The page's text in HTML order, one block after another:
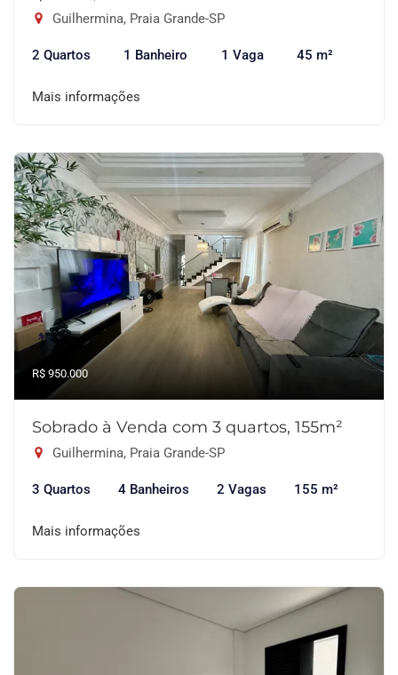
Guilhermina, Praia Grande-SP
2 Quartos 1 Banheiro 1 Vaga 45 m²
Mais informações
R$ 950.000
Sobrado à Venda com 3 quartos, 155m²
Guilhermina, Praia Grande-SP
3 Quartos 4 Banheiros 2 Vagas 155 m²
Mais informações